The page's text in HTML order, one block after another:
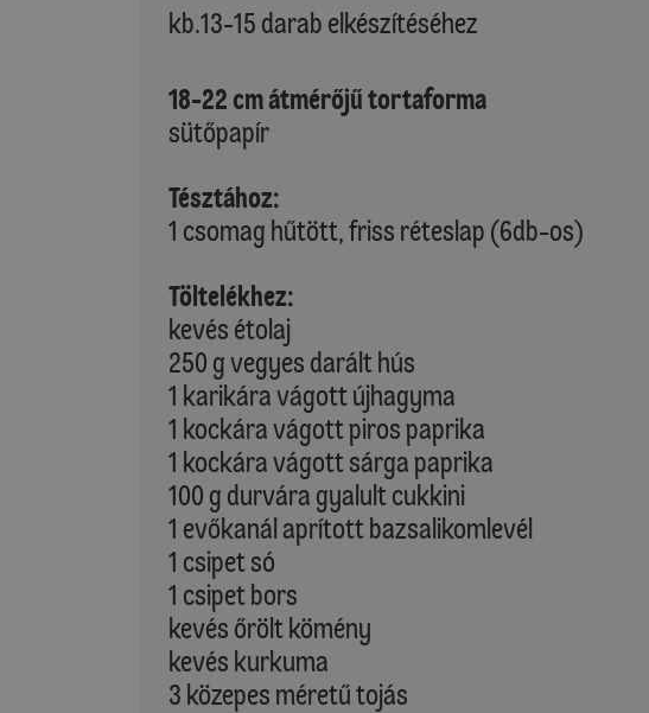
kb.13-15 darab elkészítéséhez
18-22 cm átmérőjű tortaforma
sütőpapír
Tésztához:
1 csomag hűtött, friss réteslap (6db-os)
Töltelékhez:
kevés étolaj
250 g vegyes darált hús
1 karikára vágott újhagyma
1 kockára vágott piros paprika
1 kockára vágott sárga paprika
100 g durvára gyalult cukkini
1 evőkanál aprított bazsalikomlevél
1 csipet só
1 csipet bors
kevés őrölt kömény
kevés kurkuma
3 közepes méretű tojás